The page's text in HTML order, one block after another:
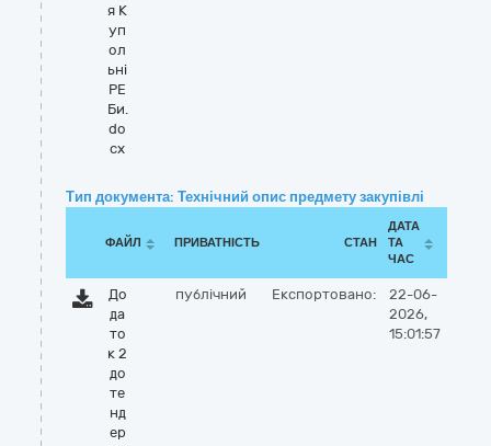
я К
уп
ол
ьні
РЕ
Би.
do
cx
Тип документа: Технічний опис предмету закупівлі
ФАЙЛ ПРИВАТНІСТЬ СТАН
ДАТА
ТА
ЧАС
До
да
то
к 2
до
те
нд
ер
публічний Експортовано:
22-06-
2026,
15:01:57